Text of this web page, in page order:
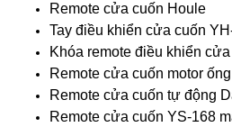
Remote cửa cuốn Houle
Tay điều khiển cửa cuốn
Khóa remote điều khiển
Remote cửa cuốn motor
Remote cửa cuốn tự động
Remote cửa cuốn YS-168